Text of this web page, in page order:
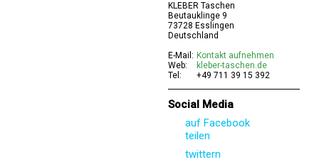
KLEBER Taschen
Beutauklinge 9
73728 Esslingen
Deutschland
E-Mail: Kontakt aufnehmen
Web:
kleber-taschen.de
Tel:
+49 711 39 15 392
Social Media
auf Facebook
teilen
twittern